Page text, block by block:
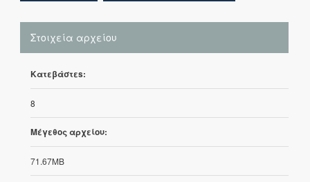
Στοιχεία αρχείου
Κατεβάστεs:
8
Μέγεθος αρχείου:
71.67MB